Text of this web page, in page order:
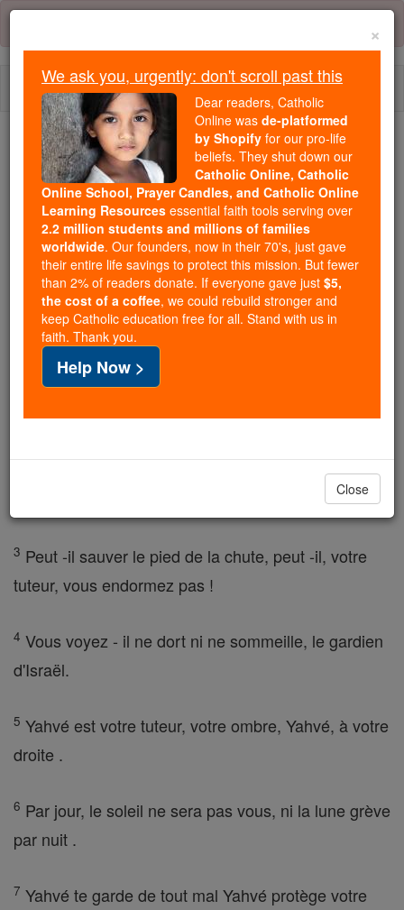
Skip
content
Trending:
Daily Reading for Thursday, October ...
Today's Reading The Mysteries of the Rosary
Psaumes - Chapitre 121
Psaumes ⌄ Chapter 121 ⌄
[ Cantique des degrés ] Je lève mes yeux vers les
montagnes, où est mon aide pour venir?
Le secours me vient de l'Eternel qui a fait les cieux
3 Peut -il sauver le pied de la chute, peut -il, votre
tuteur, vous endormez pas !
4 Vous voyez - il ne dort ni ne sommeille, le gardien
d'Israël.
5 Yahvé est votre tuteur, votre ombre, Yahvé, à votre
droite .
6 Par jour, le soleil ne sera pas vous, ni la lune grève
par nuit .
7 Yahvé te garde de tout mal Yahvé protège votre
×
We ask you, urgently: don't scroll past this
Dear readers, Catholic
Online was de-platformed
by Shopify for our pro-life
beliefs. They shut down our
Catholic Online, Catholic
Online School, Prayer Candles, and Catholic Online
Learning Resources essential faith tools serving over
2.2 million students and millions of families
worldwide. Our founders, now in their 70's, just gave
their entire life savings to protect this mission. But fewer
than 2% of readers donate. If everyone gave just $5,
the cost of a coffee, we could rebuild stronger and
keep Catholic education free for all. Stand with us in
faith. Thank you.
Help Now >
Close